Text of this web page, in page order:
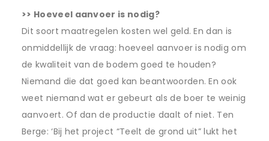
>> Hoeveel aanvoer is nodig?
Dit soort maatregelen kosten wel geld. En dan is
onmiddellijk de vraag: hoeveel aanvoer is nodig om
de kwaliteit van de bodem goed te houden?
Niemand die dat goed kan beantwoorden. En ook
weet niemand wat er gebeurt als de boer te weinig
aanvoert. Of dan de productie daalt of niet. Ten
Berge: ‘Bij het project “Teelt de grond uit” lukt het